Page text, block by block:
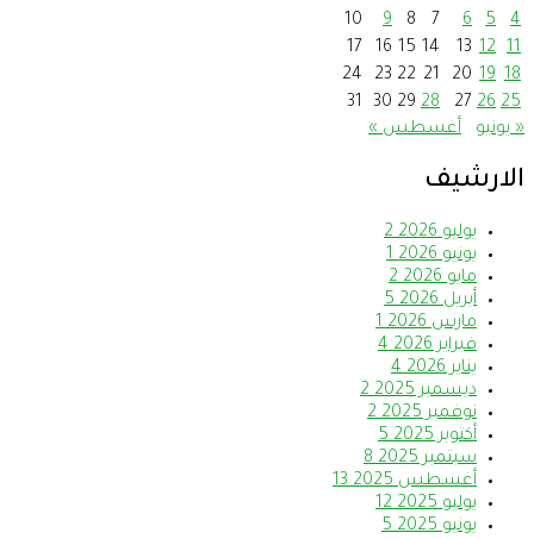
4
5
6
7
8
9
10
11
12
13
14
15
16
17
18
19
20
21
22
23
24
25
26
27
28
29
30
31
« يونيو
أغسطس »
الارشيف
يوليو 2026
2
يونيو 2026
1
مايو 2026
2
أبريل 2026
5
مارس 2026
1
فبراير 2026
4
يناير 2026
4
ديسمبر 2025
2
نوفمبر 2025
2
أكتوبر 2025
5
سبتمبر 2025
8
أغسطس 2025
13
يوليو 2025
12
يونيو 2025
5